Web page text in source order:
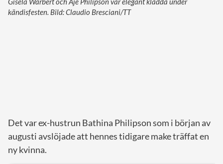
kändisfesten. Bild: Claudio Bresciani/TT
Det var ex-hustrun Bathina Philipson som i början av
augusti avslöjade att hennes tidigare make träffat en
ny kvinna.